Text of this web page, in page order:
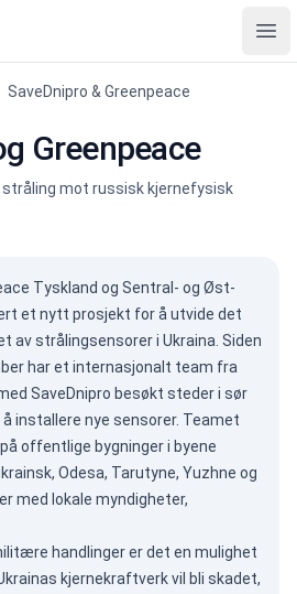
SaveDnipro & Greenpeace
Greenpeace
mot russisk kjernefysisk
Tyskland og Sentral- og Øst-
et nytt prosjekt for å utvide det
av strålingsensorer i Ukraina. Siden
har et internasjonalt team fra
SaveDnipro besøkt steder i sør
installere nye sensorer. Teamet
offentlige bygninger i byene
Odesa, Tarutyne, Yuzhne og
med lokale myndigheter,
handlinger er det en mulighet
kjernekraftverk vil bli skadet,